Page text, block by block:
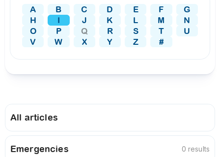
A B C D E F
G
H
I J K L M
N
O
P Q R S T
U
V
W X Y Z #
All articles
Emergencies 0 results